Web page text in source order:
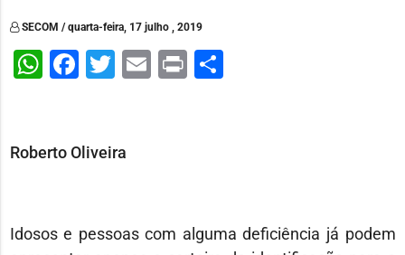
SECOM / quarta-feira, 17 julho , 2019
WhatsApp
Facebook
Twitter
Email
PrintShare
Roberto Oliveira
Idosos e pessoas com alguma deficiência já podem